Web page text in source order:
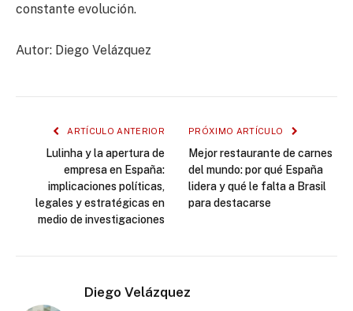
constante evolución.
Autor: Diego Velázquez
ARTÍCULO ANTERIOR
Lulinha y la apertura de
empresa en España:
implicaciones políticas,
legales y estratégicas en
medio de investigaciones
PRÓXIMO ARTÍCULO
Mejor restaurante de carnes
del mundo: por qué España
lidera y qué le falta a Brasil
para destacarse
Diego Velázquez